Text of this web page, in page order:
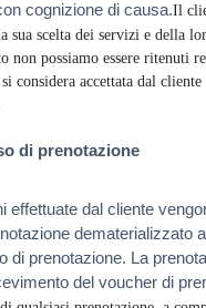
cognizione di causa.Il
sua scelta dei servizi e della
non possiamo essere ritenuti
considera accettata dal
di prenotazione
effettuate dal cliente
dematerializzato
di prenotazione. La
del voucher di